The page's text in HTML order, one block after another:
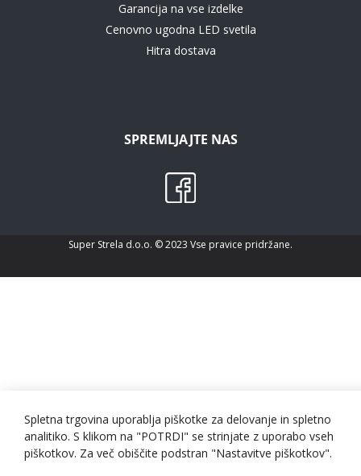
Garancija na vse izdelke
Cenovno ugodna LED svetila
Hitra dostava
SPREMLJAJTE NAS
Super Strela d.o.o. © 2023 Vse pravice pridržane.
Spletna trgovina uporablja piškotke za delovanje in spletno
analitiko. S klikom na "POTRDI" se strinjate z uporabo vseh
piškotkov. Za več obiščite podstran "Nastavitve piškotkov".